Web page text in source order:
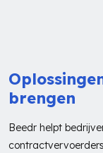
brengen
Beedr helpt